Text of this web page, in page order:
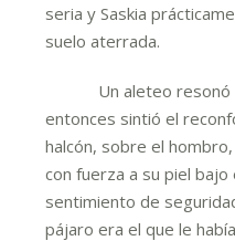
seria y Saskia
suelo aterrada.
Un aleteo resonó
entonces sintió el
halcón, sobre el
con fuerza a su piel
sentimiento de
pájaro era el que le